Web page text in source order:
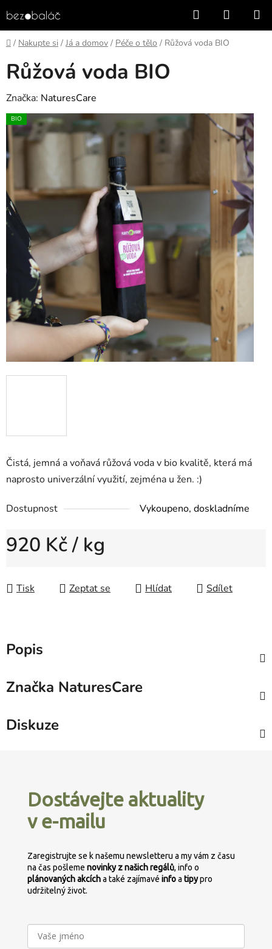
na
obsah
Hledat
KOŠÍK
Domů
/ Nakupte si / Já a domov / Péče o tělo / Růžová voda BIO
Čistá, jemná a voňavá růžová voda v bio kvalitě, která má
naprosto univerzální využití, zejména u žen. :)
Dostupnost Vykoupeno, doskladníme
920 Kč/ kg
Tisk
Zeptat se Hlídat Sdílet
Růžová voda BIO
Značka: NaturesCare
BIO
Popis
Značka NaturesCare
Diskuze
Dostávejte aktuality
v e-mailu
Zaregistrujte se k našemu newsletteru a my vám z času
na čas pošleme novinky z našich regálů, info o
plánovanýchakcícha také zajímavé infoa tipypro
udržitelný život.